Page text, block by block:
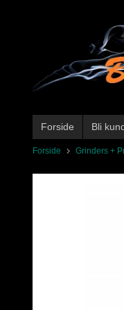
Forside Bli
Forside Grinders +